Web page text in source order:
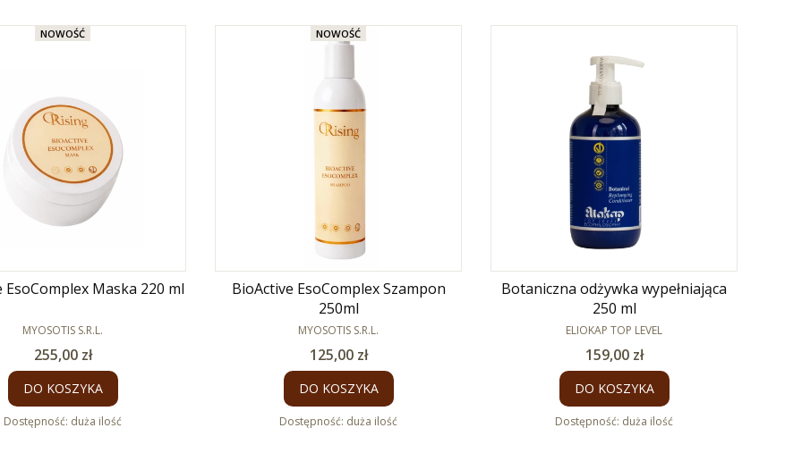
NOWOŚĆ
EsoComplex Maska 220 ml
PRODUCENT
MYOSOTIS S.R.L.
Cena
255,00 zł
DO KOSZYKA
Dostępność: duża ilość
NOWOŚĆ
BioActive EsoComplex Szampon
250ml
PRODUCENT
MYOSOTIS S.R.L.
Cena
125,00 zł
DO KOSZYKA
Dostępność: duża ilość
Botaniczna odżywka wypełniająca
250 ml
PRODUCENT
ELIOKAP TOP LEVEL
Cena
159,00 zł
DO KOSZYKA
Dostępność: duża ilość